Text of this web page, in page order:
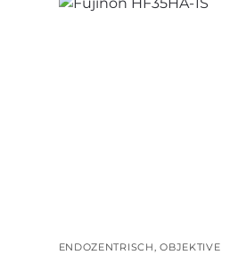
ENDOZENTRISCH,OBJEKTIVE